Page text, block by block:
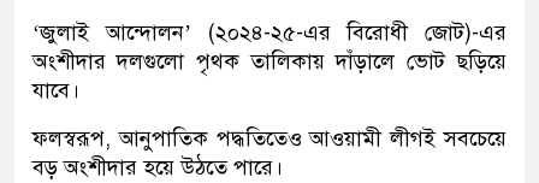
‘জুলাই আন্দোলন’ (২০২৪-২৫-এর বিরোধী জোট)-এর
অংশীদার দলগুলো পৃথক তালিকায় দাঁড়ালে ভোট ছড়িয়ে
যাবে।
ফলস্বরূপ, আনুপাতিক পদ্ধতিতেও আওয়ামী লীগই সবচেয়ে
বড় অংশীদার হয়ে উঠতে পারে।